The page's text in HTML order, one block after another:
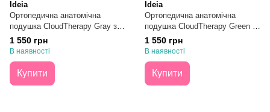
Ideia
Ортопедична анатомічна
подушка CloudTherapy Gray з
ефектом пам'яті 65х40х10
1 550 грн
В наявності
Купити
Ideia
Ортопедична анатомічна
подушка CloudTherapy Green з
ефектом пам'яті 65х40х10
1 550 грн
В наявності
Купити